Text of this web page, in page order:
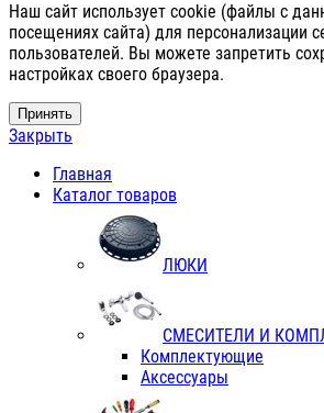
Наш сайт использует cookie (файлы с
посещениях сайта) для персонализации
пользователей. Вы можете запретить
настройках своего браузера.
Принять
Закрыть
Главная
Каталог товаров
ЛЮКИ
СМЕСИТЕЛИ И
Комплектующие
Аксессуары